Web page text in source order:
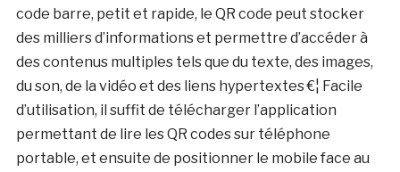
code barre, petit et rapide, le QR code peut stocker
des milliers d’informations et permettre d’accéder à
des contenus multiples tels que du texte, des images,
du son, de la vidéo et des liens hypertextes €¦ Facile
d’utilisation, il suffit de télécharger l’application
permettant de lire les QR codes sur téléphone
portable, et ensuite de positionner le mobile face au